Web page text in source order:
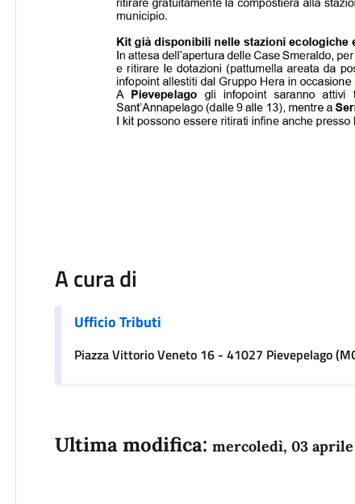
A cura di
Ufficio Tributi
Piazza Vittorio Veneto 16 - 41027 Pievepelago
Ultima modifica: mercoledì, 03 aprile